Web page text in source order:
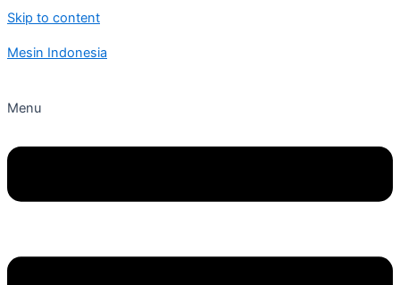
Skip to content
Mesin Indonesia
Menu